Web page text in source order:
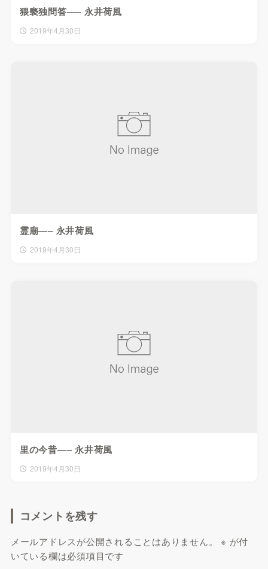
猥褻独問答—– 永井荷風
2019年4月30日
霊廟—– 永井荷風
2019年4月30日
里の今昔—– 永井荷風
2019年4月30日
コメントを残す
メールアドレスが公開されることはありません。 ※ が付
いている欄は必須項目です